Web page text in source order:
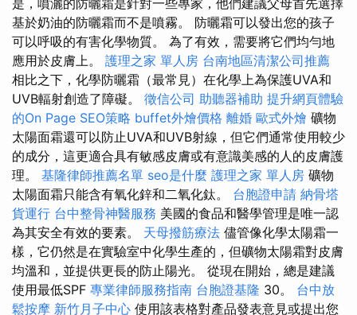
基於奶油的防曬霜而不是噴霧。 防曬霜可以發出您的孩子
可以呼吸的有害化學物質。 為了有效，需要將它們均勻地
應用於皮膚上。 護理之家 單人房 台南地區清潔公司推薦
相比之下，化學防曬霜（最常見）在化學上為保護UVA和
UVB輻射創造了障礙。 徵信公司 助聽器補助 提升網頁體驗
的On Page SEO策略 buffet外燴價格 離婚 歐式外燴 礦物
太陽面霜還可以防止UVA和UVB射線，但它們通常使用較少
的成分，這更適合具有敏感皮膚或有意識美感的人的皮膚護
理。 基隆律師推薦名單 seo是什麼 護理之家 單人房 礦物
太陽面霜只能含有氧化鋅和二氧化鈦。 台胞證申請 納骨塔
貨運行 台中整骨神醫服務 美國的食品和醫學管理是唯一認
為其安全有效的要素。 天母撥筋療法 儘管像化學太陽霜一
樣，它仍然是在實驗室中化學生產的，但礦物太陽霜對皮膚
均溫和，並提供更長的防止陽光。 從現在開始，總是建議
使用最低SPF 專業律師服務指南 台胞證基隆 30。 台中放
鬆按摩 新竹月子中心 使用該表格對產品發表意見或提出您